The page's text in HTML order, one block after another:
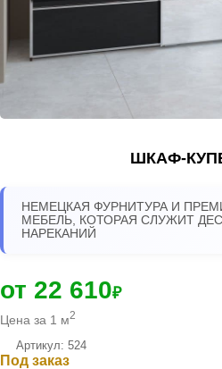
ШКАФ-
НЕМЕЦКАЯ ФУРНИТУРА И
МЕБЕЛЬ, КОТОРАЯ СЛУЖИТ
НАРЕКАНИЙ
от 22 610₽
Цена за 1 м2
Артикул: 524
Под заказ